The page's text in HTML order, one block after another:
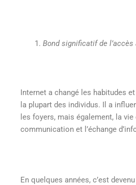
Bond significatif de l’accès
Internet a changé les habitudes
la plupart des individus. Il a
les foyers, mais également, la vie
communication et l’échange
En quelques années, c’est